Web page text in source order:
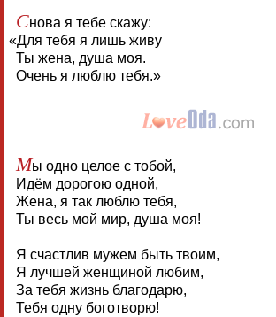
Снова я тебе скажу:
«Для тебя я лишь живу
Ты жена, душа моя.
Очень я люблю тебя.»
Мы одно целое с тобой,
Идём дорогою одной,
Жена, я так люблю тебя,
Ты весь мой мир, душа моя!
Я счастлив мужем быть твоим,
Я лучшей женщиной любим,
За тебя жизнь благодарю,
Тебя одну боготворю!